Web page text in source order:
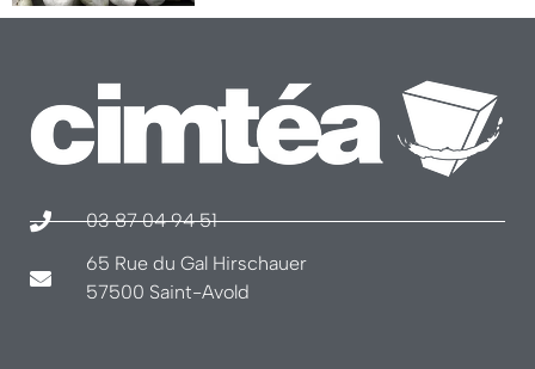
03 87 04 94 51
65 Rue du Gal Hirschauer
57500 Saint-Avold